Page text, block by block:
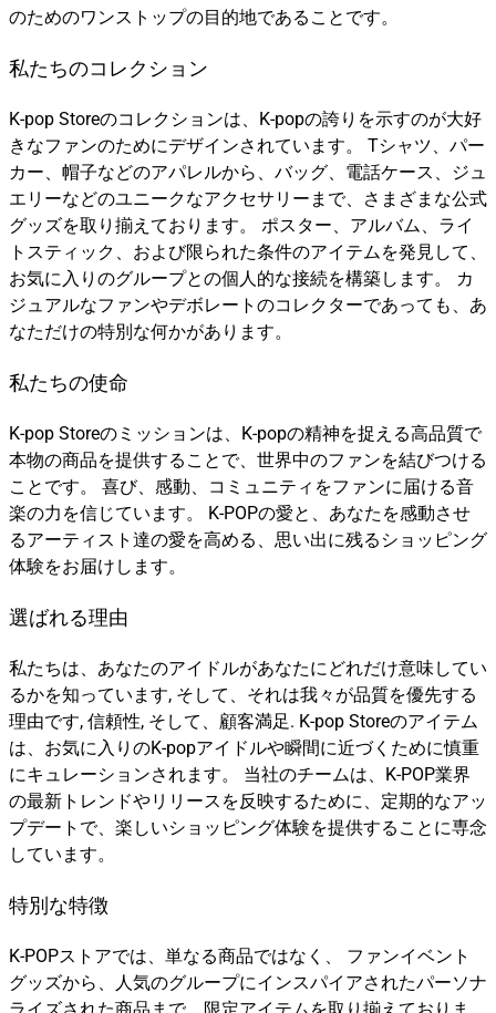
のためのワンストップの目的地であることです。
私たちのコレクション
K-pop Storeのコレクションは、K-popの誇りを示すのが大好
きなファンのためにデザインされています。 Tシャツ、パー
カー、帽子などのアパレルから、バッグ、電話ケース、ジュ
エリーなどのユニークなアクセサリーまで、さまざまな公式
グッズを取り揃えております。 ポスター、アルバム、ライ
トスティック、および限られた条件のアイテムを発見して、
お気に入りのグループとの個人的な接続を構築します。 カ
ジュアルなファンやデボレートのコレクターであっても、あ
なただけの特別な何かがあります。
私たちの使命
K-pop Storeのミッションは、K-popの精神を捉える高品質で
本物の商品を提供することで、世界中のファンを結びつける
ことです。 喜び、感動、コミュニティをファンに届ける音
楽の力を信じています。 K-POPの愛と、あなたを感動させ
るアーティスト達の愛を高める、思い出に残るショッピング
体験をお届けします。
選ばれる理由
私たちは、あなたのアイドルがあなたにどれだけ意味してい
るかを知っています, そして、それは我々が品質を優先する
理由です, 信頼性, そして、顧客満足. K-pop Storeのアイテム
は、お気に入りのK-popアイドルや瞬間に近づくために慎重
にキュレーションされます。 当社のチームは、K-POP業界
の最新トレンドやリリースを反映するために、定期的なアッ
プデートで、楽しいショッピング体験を提供することに専念
しています。
特別な特徴
K-POPストアでは、単なる商品ではなく、 ファンイベント
グッズから、人気のグループにインスパイアされたパーソナ